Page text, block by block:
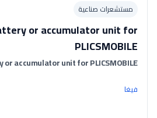
مستشعرات صناعية
or accumulator unit for
PLICSMOBILE
or accumulator unit for PLICSMOBILE
فيغا